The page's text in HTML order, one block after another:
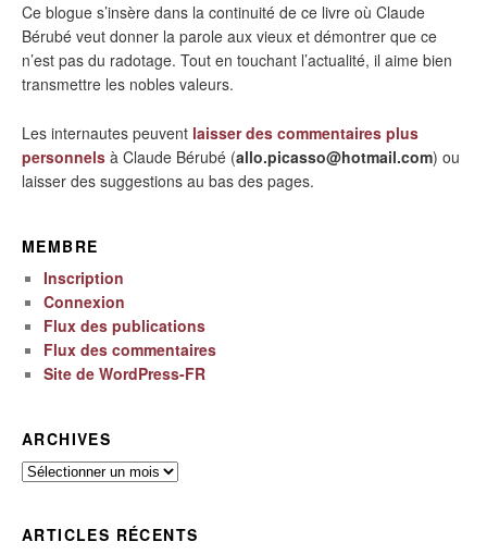
Ce blogue s’insère dans la continuité de ce livre où Claude
Bérubé veut donner la parole aux vieux et démontrer que ce
n’est pas du radotage. Tout en touchant l’actualité, il aime bien
transmettre les nobles valeurs.
Les internautes peuvent laisser des commentaires plus
personnels à Claude Bérubé (allo.picasso@hotmail.com) ou
laisser des suggestions au bas des pages.
MEMBRE
Inscription
Connexion
Flux des publications
Flux des commentaires
Site de WordPress-FR
ARCHIVES
Archives
ARTICLES RÉCENTS